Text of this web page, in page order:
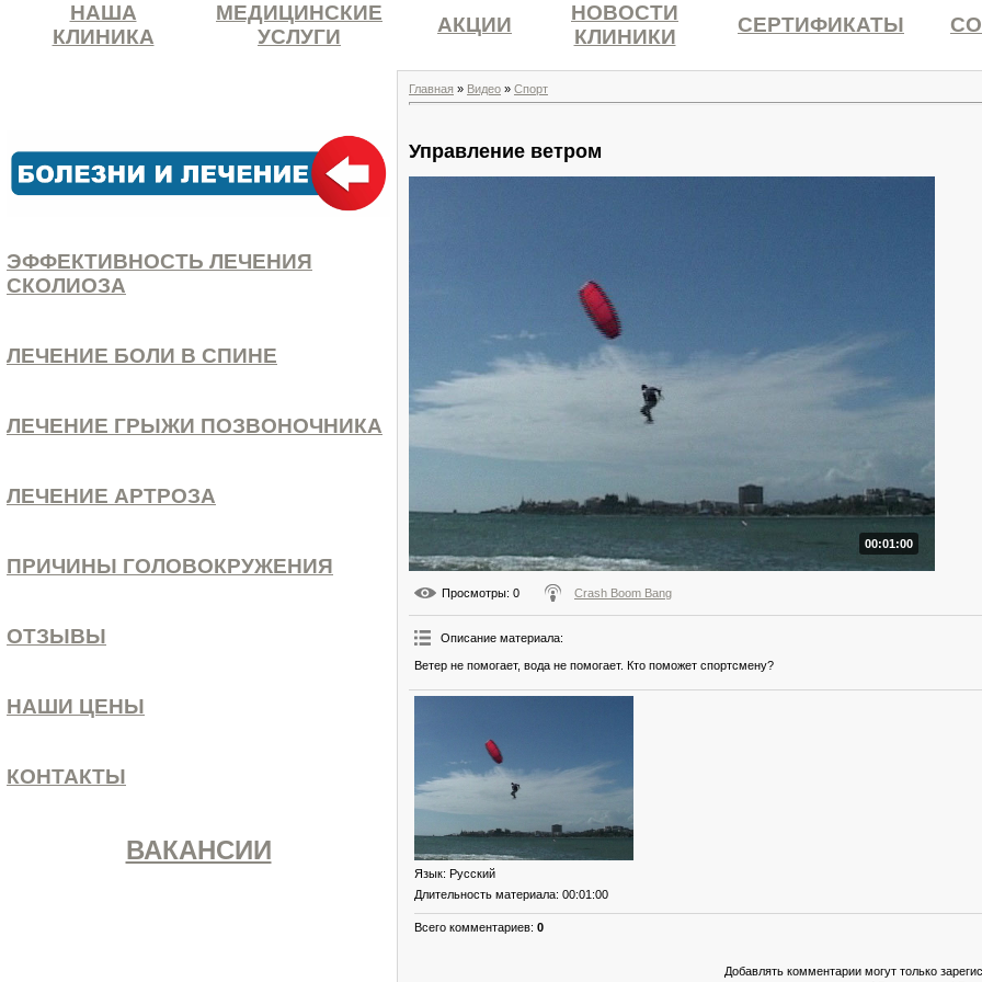
НАША
КЛИНИКА
МЕДИЦИНСКИЕ
УСЛУГИ
АКЦИИ
НОВОСТИ
КЛИНИКИ
СЕРТИФИКАТЫ
ЭФФЕКТИВНОСТЬ ЛЕЧЕНИЯ
СКОЛИОЗА
ЛЕЧЕНИЕ БОЛИ В СПИНЕ
ЛЕЧЕНИЕ ГРЫЖИ ПОЗВОНОЧНИКА
ЛЕЧЕНИЕ АРТРОЗА
ПРИЧИНЫ ГОЛОВОКРУЖЕНИЯ
ОТЗЫВЫ
НАШИ ЦЕНЫ
КОНТАКТЫ
ВАКАНСИИ
Главная » Видео » Спорт
Управление ветром
00:01:00
Просмотры: 0 Crash Boom Bang
Описание материала:
Ветер не помогает, вода не помогает. Кто поможет спортсмену?
Язык: Русский
Длительность материала: 00:01:00
Всего комментариев: 0
Добавлять комментарии могут только